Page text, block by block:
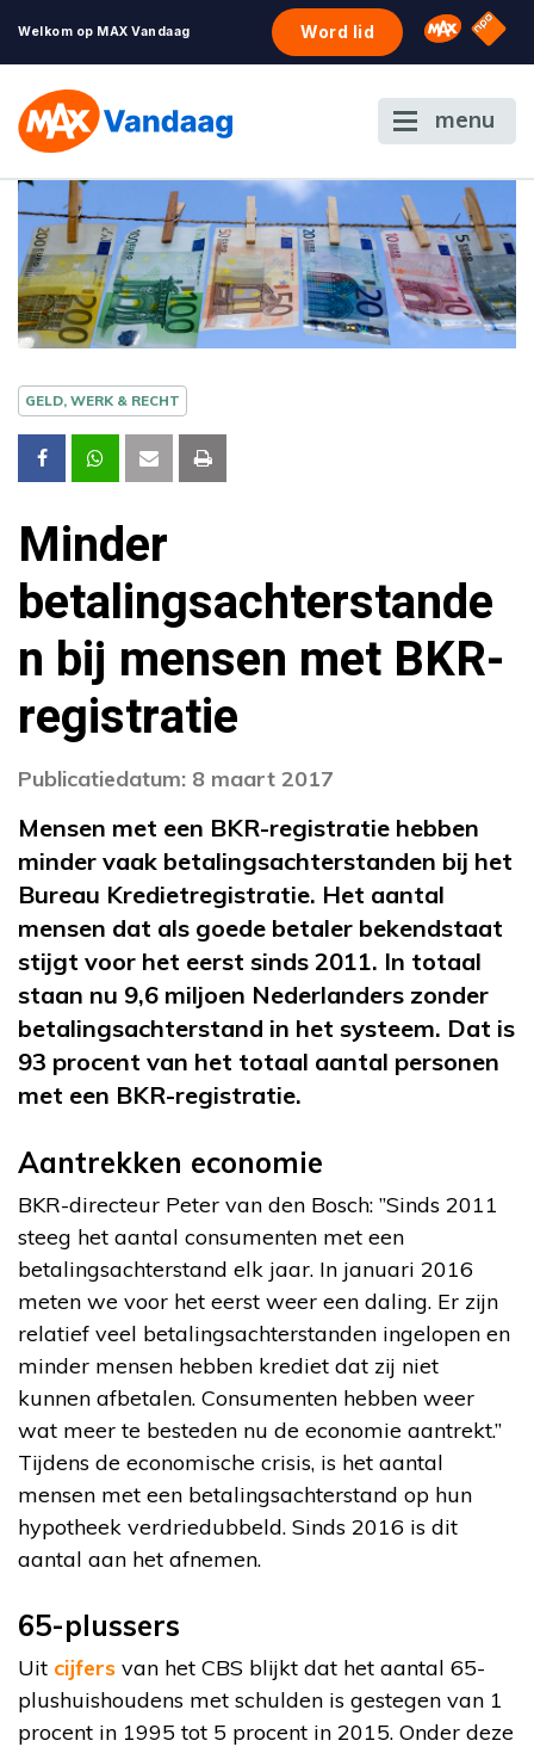
Welkom op MAX Vandaag Word lid Omroep
NPO
menu
GELD, WERK & RECHT
Minder
betalingsachterstande
n bij mensen met BKR-
registratie
Publicatiedatum: 8 maart 2017
Mensen met een BKR-registratie hebben
minder vaak betalingsachterstanden bij het
Bureau Kredietregistratie. Het aantal
mensen dat als goede betaler bekendstaat
stijgt voor het eerst sinds 2011. In totaal
staan nu 9,6 miljoen Nederlanders zonder
betalingsachterstand in het systeem. Dat is
93 procent van het totaal aantal personen
met een BKR-registratie.
Aantrekken economie
BKR-directeur Peter van den Bosch: ”Sinds 2011
steeg het aantal consumenten met een
betalingsachterstand elk jaar. In januari 2016
meten we voor het eerst weer een daling. Er zijn
relatief veel betalingsachterstanden ingelopen en
minder mensen hebben krediet dat zij niet
kunnen afbetalen. Consumenten hebben weer
wat meer te besteden nu de economie aantrekt.”
Tijdens de economische crisis, is het aantal
mensen met een betalingsachterstand op hun
hypotheek verdriedubbeld. Sinds 2016 is dit
aantal aan het afnemen.
65-plussers
Uit cijfers van het CBS blijkt dat het aantal 65-
plushuishoudens met schulden is gestegen van 1
procent in 1995 tot 5 procent in 2015. Onder deze